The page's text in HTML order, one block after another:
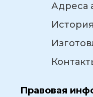
Адреса
История
Правовая